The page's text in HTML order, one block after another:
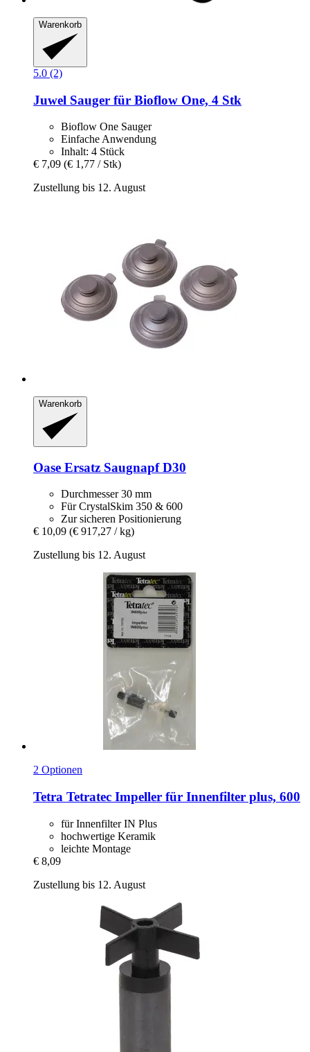
Warenkorb
5.0 (2)
Juwel Sauger für Bioflow One, 4 Stk
Bioflow One Sauger
Einfache Anwendung
Inhalt: 4 Stück
€ 7,09 (€ 1,77 / Stk)
Zustellung bis 12. August
Warenkorb
Oase Ersatz Saugnapf D30
Durchmesser 30 mm
Für CrystalSkim 350 & 600
Zur sicheren Positionierung
€ 10,09 (€ 917,27 / kg)
Zustellung bis 12. August
2 Optionen
Tetra Tetratec Impeller für Innenfilter plus, 600
für Innenfilter IN Plus
hochwertige Keramik
leichte Montage
€ 8,09
Zustellung bis 12. August